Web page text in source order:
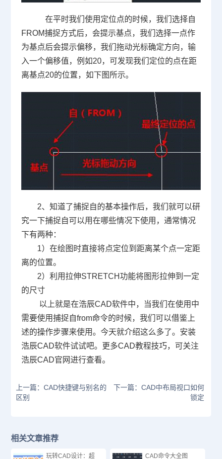
在平时我们使用定位点的时候，我们选择自
FROM捕捉方式后，会提示基点，我们选择一点作
为基点后会提示偏移，我们拖动光标确定方向，输
入一个偏移值，例如20，可发现我们定位的点在距
离基点20的位置，如下图所示。
2、知道了捕捉自的基本操作后，我们就可以研
究一下捕捉自可以用在哪些情况下使用，通常情况
下有两种：
1）在绘图时直接将点定位到距离某个点一定距
离的位置。
2）利用拉伸STRETCH功能将图形拉伸到一定
的尺寸
以上就是在浩辰CAD软件中，当我们在使用中
需要使用捕捉自from命令的时候，我们可以借鉴上
述的操作步骤来使用。今天就介绍这么多了。安装
浩辰CAD软件试试吧。更多CAD教程技巧，可关注
浩辰CAD官网进行查看。
上一篇：CAD快捷键与别名的
区别
下一篇：CAD中布局视口如何
锁定
相关文章推荐
玩转CAD设计：超 CAD命令大全图